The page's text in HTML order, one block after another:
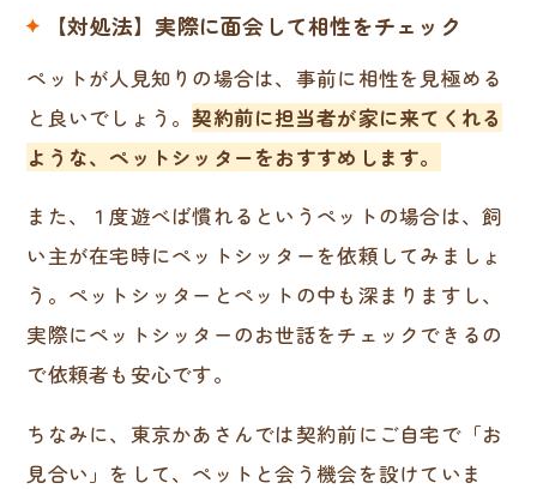
【対処法】実際に面会して相性をチェック
ペットが人見知りの場合は、事前に相性を見極める
と良いでしょう。契約前に担当者が家に来てくれる
ような、ペットシッターをおすすめします。
また、１度遊べば慣れるというペットの場合は、飼
い主が在宅時にペットシッターを依頼してみましょ
う。ペットシッターとペットの中も深まりますし、
実際にペットシッターのお世話をチェックできるの
で依頼者も安心です。
ちなみに、東京かあさんでは契約前にご自宅で「お
見合い」をして、ペットと会う機会を設けていま